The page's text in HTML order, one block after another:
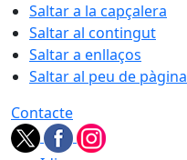
Saltar a la capçalera
Saltar al contingut
Saltar a enllaços
Saltar al peu de pàgina
Contacte